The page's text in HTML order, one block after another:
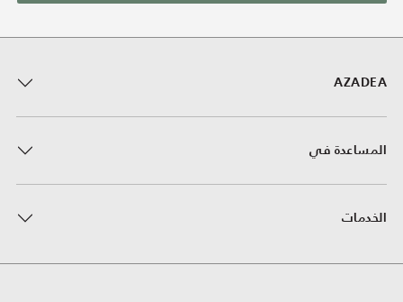
AZADEA
المساعدة في
الخدمات